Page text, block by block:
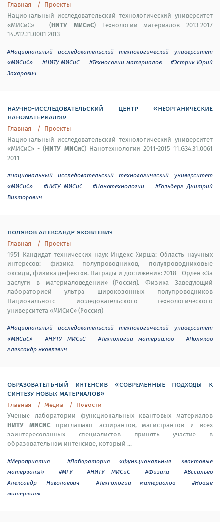
Главная
Проекты
Национальный исследовательский технологический университет
«МИСиС» - (НИТУ МИСиС) Технологии материалов 2013-2017
14.A12.31.0001 2013
#Национальный исследовательский технологический университет
«МИСиС»
#НИТУ МИСиС #Технологии материалов
#Эстрин Юрий
Захарович
научно-исследовательский центр «неорганические
наноматериалы»
Главная
Проекты
Национальный исследовательский технологический университет
«МИСиС» - (НИТУ МИСиС) Нанотехнологии 2011-2015 11.G34.31.0061
2011
#Национальный исследовательский технологический университет
«МИСиС»
#НИТУ МИСиС #Нанотехнологии
#Гольберг Дмитрий
Викторович
поляков александр яковлевич
Главная
Проекты
1951 Кандидат технических наук Индекс Хирша: Область научных
интересов: физика полупроводников, полупроводниковые
оксиды, физика дефектов. Награды и достижения: 2018 - Орден «За
заслуги в материаловедении» (Россия). Физика Заведующий
лабораторией ультра широкозонных полупроводников
Национального исследовательского технологического
университета «МИСиС» (Россия)
#Национальный исследовательский технологический университет
«МИСиС»
#НИТУ МИСиС #Технологии материалов
#Поляков
Александр Яковлевич
образовательный интенсив «современные подходы к
синтезу новых материалов»
Главная Медиа
Новости
Учёные лаборатории функциональных квантовых материалов
НИТУ МИСИСприглашают аспирантов, магистрантов и всех
заинтересованных специалистов принять участие в
образовательном интенсиве, который ...
#Мероприятия
#Лаборатория «Функциональные квантовые
материалы»
#МГУ #НИТУ МИСиС #Физика
#Васильев
Александр Николаевич
#Технологии материалов
#Новые
материалы